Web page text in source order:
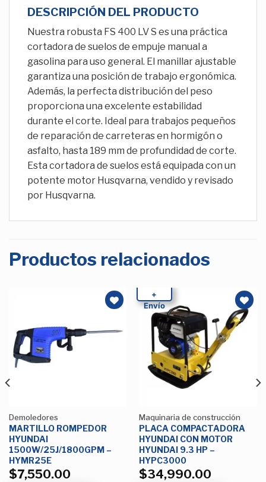
DESCRIPCIÓN DEL PRODUCTO
Nuestra robusta FS 400 LV S es una práctica
cortadora de suelos de empuje manual a
gasolina para uso general. El manillar ajustable
garantiza una posición de trabajo ergonómica.
Además, la perfecta distribución del peso
proporciona una excelente estabilidad
durante el corte. Ideal para trabajos pequeños
de reparación de carreteras en hormigón o
asfalto, hasta 189 mm de profundidad de corte.
Esta cortadora de suelos está equipada con un
potente motor Husqvarna, vendido y revisado
por Husqvarna.
Productos relacionados
a la
Demoledores
MARTILLO ROMPEDOR
HYUNDAI
1500W/25J/1800GPM –
HYMR25E
$7,550.00
+
Envío
Añadir
Lista de
Maquinaria de construcción
PLACA COMPACTADORA
HYUNDAI CON MOTOR
HYUNDAI 9.3 HP –
HYPC3000
$34,990.00